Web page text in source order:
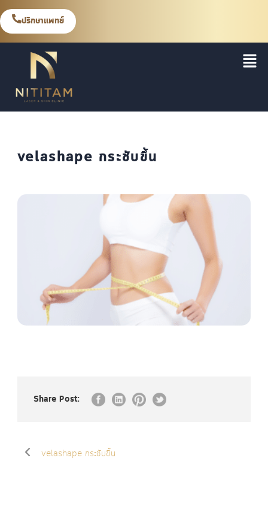
ปรึกษาแพทย์
velashape กระชับขึ้น
Share Post:
velashape กระชับขึ้น